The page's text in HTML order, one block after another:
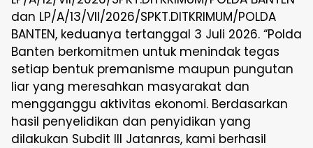
dan LP/A/13/VII/2026/SPKT.DITKRIMUM/POLDA
BANTEN, keduanya tertanggal 3 Juli 2026. “Polda
Banten berkomitmen untuk menindak tegas
setiap bentuk premanisme maupun pungutan
liar yang meresahkan masyarakat dan
mengganggu aktivitas ekonomi. Berdasarkan
hasil penyelidikan dan penyidikan yang
dilakukan Subdit III Jatanras, kami berhasil